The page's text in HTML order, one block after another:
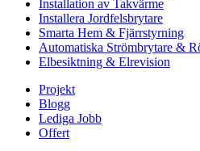
Installation av Takvärme
Installera Jordfelsbrytare
Smarta Hem & Fjärrstyrning
Automatiska Strömbrytare &
Elbesiktning & Elrevision
Projekt
Blogg
Lediga Jobb
Offert